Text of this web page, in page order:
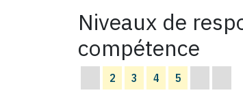
Niveaux de
compétence
2 3 4 5